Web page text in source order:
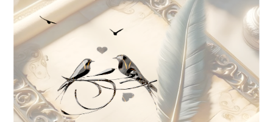
CONFERENCE
Conférence par :
Nicole De PAULHAGUET
« Le langage des Oiseaux »